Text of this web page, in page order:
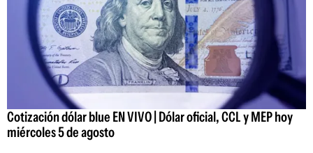
Cotización dólar blue EN VIVO | Dólar oficial, CCL y MEP hoy
miércoles 5 de agosto